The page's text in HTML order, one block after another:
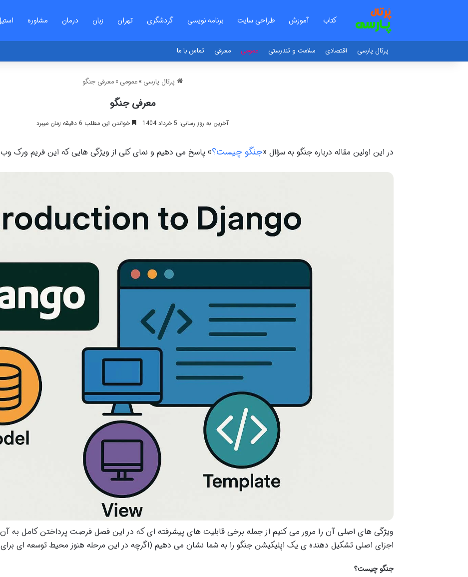
کتاب آموزش طراحی سایت برنامه نویسی گردشگری تهران زبان درمان مشاوره
پرتال پارسی اقتصادی سلامت و تندرستی عمومی معرفی تماس با ما
پرتال پارسی » عمومی » معرفی جنگو
معرفی جنگو
آخرین به روز رسانی: 5 خرداد 1404 خواندن این مطلب 6 دقیقه زمان میبرد
در این اولین مقاله درباره جنگو به سؤال «جنگو چیست؟» پاسخ می دهیم و نمای کلی از ویژگی هایی که این فریم ورک
ویژگی های اصلی آن را مرور می کنیم از جمله برخی قابلیت های پیشرفته ای که در این فصل فرصت پرداختن کامل به
اجزای اصلی تشکیل دهنده ی یک اپلیکیشن جنگو را به شما نشان می دهیم (اگرچه در این مرحله هنوز محیط توسعه ای
جنگو چیست؟